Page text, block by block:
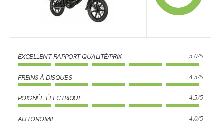
EXCELLENT RAPPORT QUALITÉ/PRIX 5.0/5
FREINS À DISQUES 4.5/5
POIGNÉE ÉLECTRIQUE 4.5/5
AUTONOMIE 4.0/5